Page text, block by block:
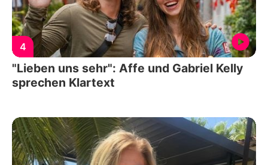
4
"Lieben uns sehr": Affe und Gabriel Kelly
sprechen Klartext